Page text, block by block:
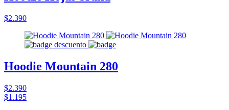
$2.390
Hoodie Mountain 280
$2.390
$1.195